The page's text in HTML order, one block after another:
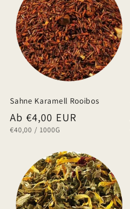
Sahne Karamell Rooibos
Normaler
Preis
Ab €4,00 EUR
GRUNDPREIS
€40,00 / PRO
1000G